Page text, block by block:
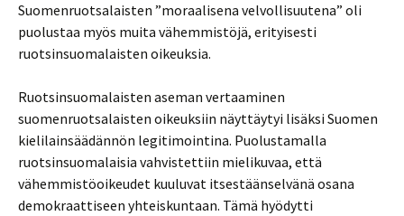
Suomenruotsalaisten ”moraalisena velvollisuutena” oli
puolustaa myös muita vähemmistöjä, erityisesti
ruotsinsuomalaisten oikeuksia.
Ruotsinsuomalaisten aseman vertaaminen
suomenruotsalaisten oikeuksiin näyttäytyi lisäksi Suomen
kielilainsäädännön legitimointina. Puolustamalla
ruotsinsuomalaisia vahvistettiin mielikuvaa, että
vähemmistöoikeudet kuuluvat itsestäänselvänä osana
demokraattiseen yhteiskuntaan. Tämä hyödytti